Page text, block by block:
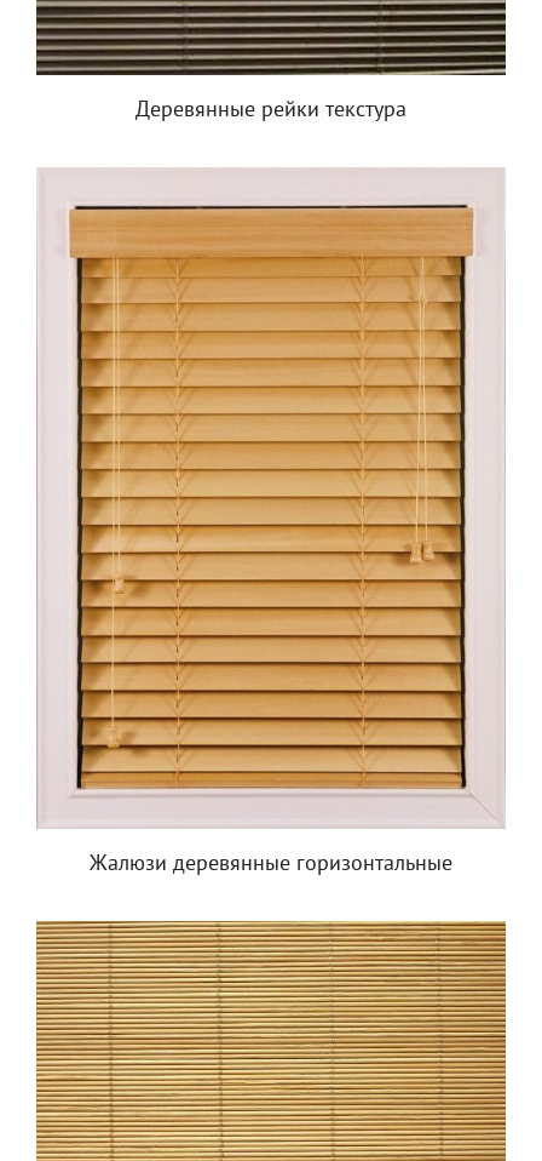
Деревянные рейки текстура
Жалюзи деревянные горизонтальные